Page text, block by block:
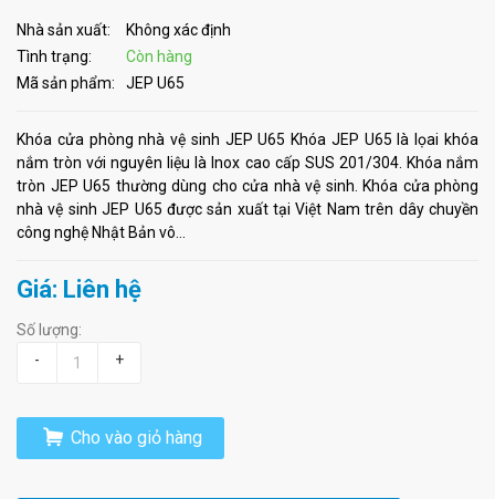
Nhà sản xuất:
Không xác định
Tình trạng:
Còn hàng
Mã sản phẩm:
JEP U65
Khóa cửa phòng nhà vệ sinh JEP U65 Khóa JEP U65 là lọai khóa
nắm tròn với nguyên liệu là Inox cao cấp SUS 201/304. Khóa nắm
tròn JEP U65 thường dùng cho cửa nhà vệ sinh. Khóa cửa phòng
nhà vệ sinh JEP U65 được sản xuất tại Việt Nam trên dây chuyền
công nghệ Nhật Bản vô...
Giá: Liên hệ
Số lượng:
-
+
Cho vào giỏ hàng